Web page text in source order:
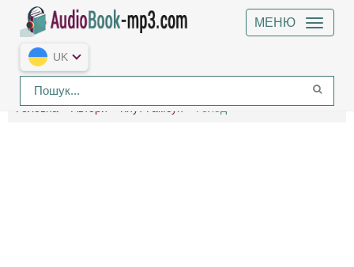
МЕНЮ
UK
Головна Автори Кнут Гамсун Голод